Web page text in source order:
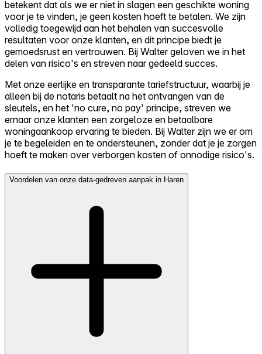
betekent dat als we er niet in slagen een geschikte woning
voor je te vinden, je geen kosten hoeft te betalen. We zijn
volledig toegewijd aan het behalen van succesvolle
resultaten voor onze klanten, en dit principe biedt je
gemoedsrust en vertrouwen. Bij Walter geloven we in het
delen van risico's en streven naar gedeeld succes.
Met onze eerlijke en transparante tariefstructuur, waarbij je
alleen bij de notaris betaalt na het ontvangen van de
sleutels, en het 'no cure, no pay' principe, streven we
ernaar onze klanten een zorgeloze en betaalbare
woningaankoop ervaring te bieden. Bij Walter zijn we er om
je te begeleiden en te ondersteunen, zonder dat je je zorgen
hoeft te maken over verborgen kosten of onnodige risico's.
Voordelen van onze data-gedreven aanpak in Haren